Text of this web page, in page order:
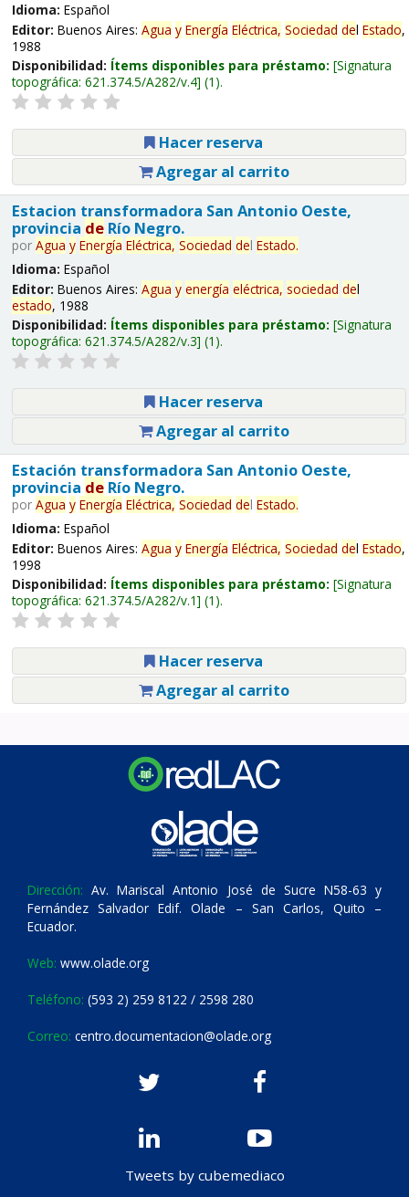
Idioma: Español
Editor: Buenos Aires: Agua y Energía Eléctrica, Sociedad del Estado,
1988
Disponibilidad: Ítems disponibles para préstamo: Signatura
topográfica: 621.374.5/A282/v.4 (1).
Hacer reserva
Agregar al carrito
Estacion transformadora San Antonio Oeste,
provincia deRío Negro.
por Agua y Energía Eléctrica, Sociedad del Estado.
Idioma: Español
Editor: Buenos Aires: Agua y energía eléctrica, sociedad del
estado, 1988
Disponibilidad: Ítems disponibles para préstamo: Signatura
topográfica: 621.374.5/A282/v.3 (1).
Hacer reserva
Agregar al carrito
Estación transformadora San Antonio Oeste,
provincia deRío Negro.
por Agua y Energía Eléctrica, Sociedad del Estado.
Idioma: Español
Editor: Buenos Aires: Agua y Energía Eléctrica, Sociedad del Estado,
1998
Disponibilidad: Ítems disponibles para préstamo: Signatura
topográfica: 621.374.5/A282/v.1 (1).
Hacer reserva
Agregar al carrito
Dirección: Av. Mariscal Antonio José de Sucre N58-63 y
Fernández Salvador Edif. Olade – San Carlos, Quito –
Ecuador.
Web: www.olade.org
Teléfono: (593 2) 259 8122 / 2598 280
Correo: centro.documentacion@olade.org
Tweets by cubemediaco